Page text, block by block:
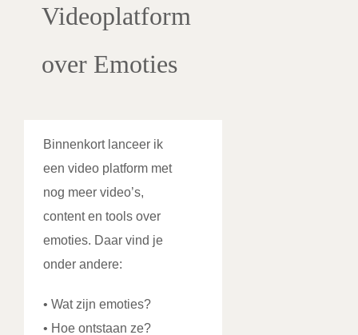
Videoplatform
over Emoties
Binnenkort lanceer ik
een video platform met
nog meer video’s,
content en tools over
emoties. Daar vind je
onder andere:
• Wat zijn emoties?
• Hoe ontstaan ze?